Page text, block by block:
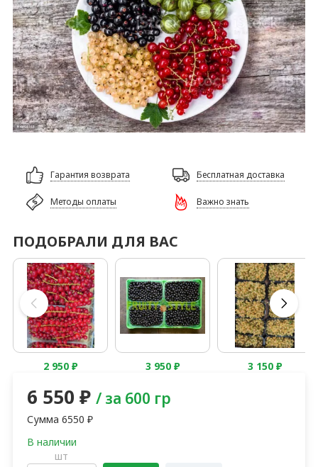
Гарантия возврата Бесплатная доставка
Методы оплаты Важно знать
ПОДОБРАЛИ ДЛЯ ВАС
2 950₽ 3 950₽ 3 150₽
6 550 ₽ / за 600 гр
Сумма 6550 ₽
шт